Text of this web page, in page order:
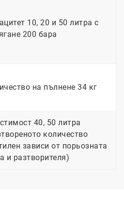
10, 20 и 50 литра с
200 бара
на пълнене 34 кг
40, 50 литра
количество
зависи от порьозната
и разтворителя)